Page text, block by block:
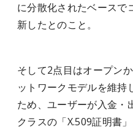
に分散化されたベースで
新したとのこと。
そして2点目はオープン
ットワークモデルを維持
ため、ユーザーが入金・
クラスの「X.509証明書